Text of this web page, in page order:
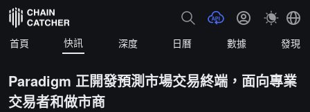
首頁 快訊 深度 日曆 數據 發現
Paradigm 正開發預測市場交易終端，面向專業
交易者和做市商